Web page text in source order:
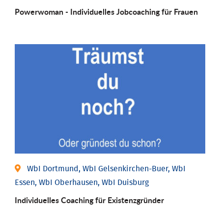
Powerwoman - Individu­elles Job­coaching für Frauen
WbI Dortmund, WbI Gelsenkirchen-Buer, WbI
Essen, WbI Oberhausen, WbI Duisburg
Individu­elles Coaching für Existenz­gründer